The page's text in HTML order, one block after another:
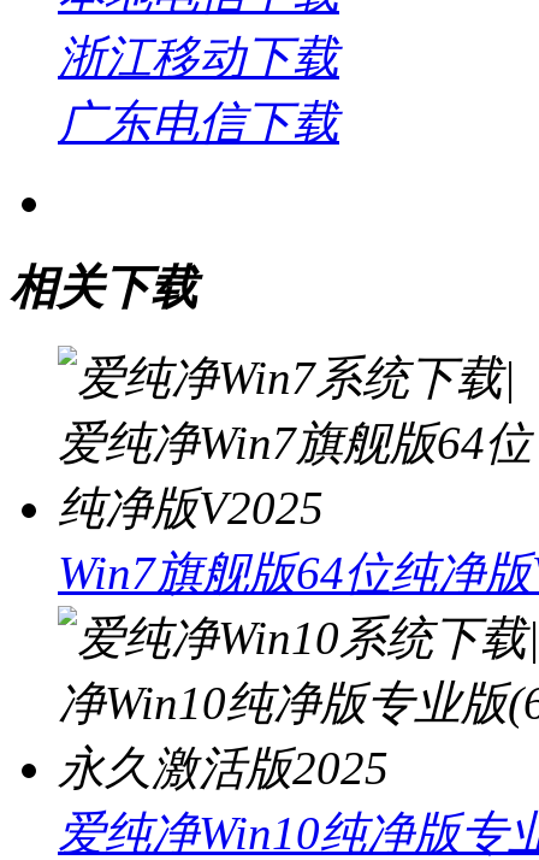
浙江移动下载
广东电信下载
相关下载
Win7旗舰版64位纯净
爱纯净Win10纯净版专